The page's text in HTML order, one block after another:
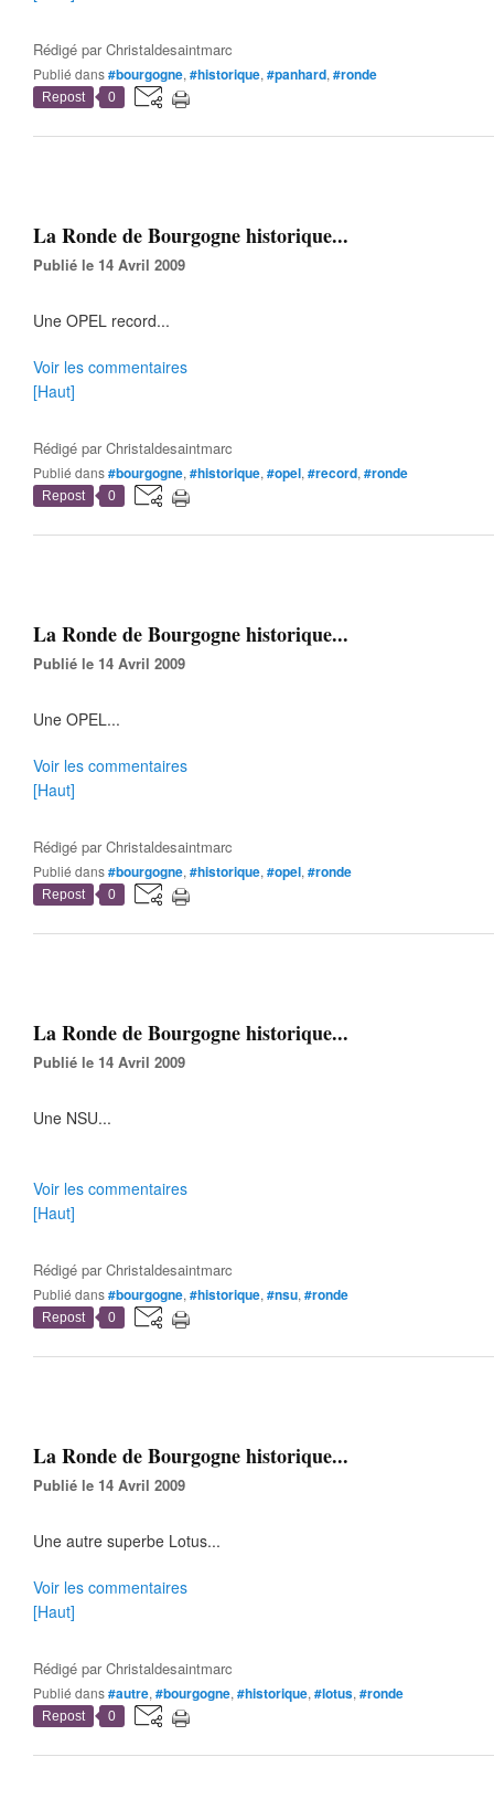
Rédigé parChristaldesaintmarc
Publié dans#bourgogne, #historique, #panhard, #ronde
Repost 0
La Ronde de Bourgogne historique...
Publié le 14 Avril 2009
Une OPEL record...
Voir les commentaires
[Haut]
Rédigé parChristaldesaintmarc
Publié dans#bourgogne, #historique, #opel, #record, #ronde
Repost 0
La Ronde de Bourgogne historique...
Publié le 14 Avril 2009
Une OPEL...
Voir les commentaires
[Haut]
Rédigé parChristaldesaintmarc
Publié dans#bourgogne, #historique, #opel, #ronde
Repost 0
La Ronde de Bourgogne historique...
Publié le 14 Avril 2009
Une NSU...
Voir les commentaires
[Haut]
Rédigé parChristaldesaintmarc
Publié dans#bourgogne, #historique, #nsu, #ronde
Repost 0
La Ronde de Bourgogne historique...
Publié le 14 Avril 2009
Une autre superbe Lotus...
Voir les commentaires
[Haut]
Rédigé parChristaldesaintmarc
Publié dans#autre, #bourgogne, #historique, #lotus, #ronde
Repost 0